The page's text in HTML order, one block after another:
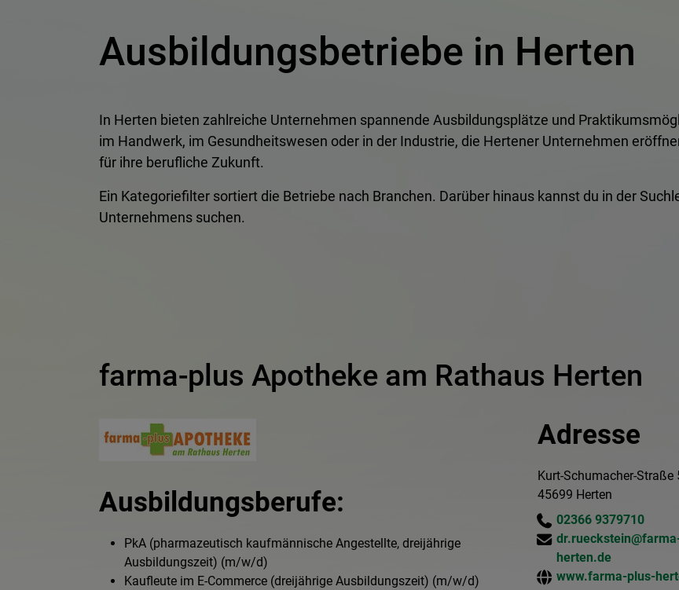
Ausbildungsbetriebe in Herten
In Herten bieten zahlreiche Unternehmen spannende Ausbildungsplätze und
im Handwerk, im Gesundheitswesen oder in der Industrie, die Hertener Unternehmen
für ihre berufliche Zukunft.
Ein Kategoriefilter sortiert die Betriebe nach Branchen. Darüber hinaus kannst du in der
Unternehmens suchen.
farma-plus Apotheke am Rathaus Herten
Ausbildungsberufe:
PkA (pharmazeutisch kaufmännische Angestellte, dreijährige
Ausbildungszeit) (m/w/d)
Kaufleute im E-Commerce (dreijährige Ausbildungszeit) (m/w/d)
Adresse
Kurt-Schumacher-Straße
45699 Herten
02366 9379710
herten.de
www.farma-plus-